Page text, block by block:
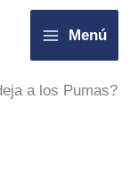
Menú
a los Pumas?